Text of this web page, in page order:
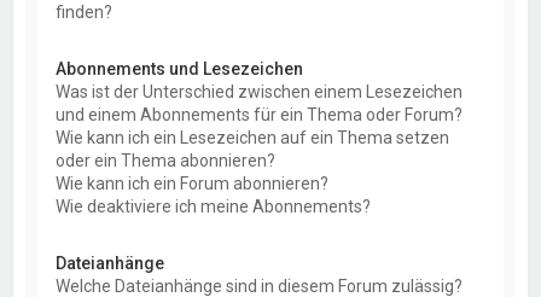
finden?
Abonnements und Lesezeichen
Was ist der Unterschied zwischen einem Lesezeichen
und einem Abonnements für ein Thema oder Forum?
Wie kann ich ein Lesezeichen auf ein Thema setzen
oder ein Thema abonnieren?
Wie kann ich ein Forum abonnieren?
Wie deaktiviere ich meine Abonnements?
Dateianhänge
Welche Dateianhänge sind in diesem Forum zulässig?